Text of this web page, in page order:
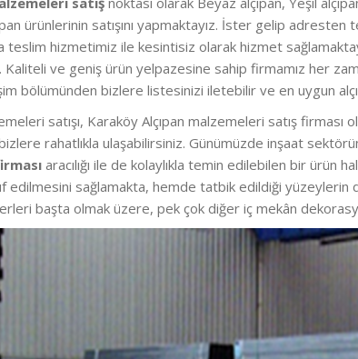
ürünlerinin satışını yapmaktayız. İster gelip
teslim hizmetimiz ile kesintisiz olarak hizmet
Kaliteli ve geniş ürün yelpazesine sahip firmamız her
bölümünden bizlere listesinizi iletebilir ve en uygun
satışı, Karaköy Alçıpan malzemeleri satış
rahatlıkla ulaşabilirsiniz. Günümüzde inşaat
aracılığı ile de kolaylıkla temin edilebilen bir ürün
edilmesini sağlamakta, hemde tatbik edildiği yüzeylerin
başta olmak üzere, pek çok diğer iç mekân